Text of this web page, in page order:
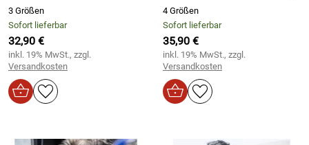
3 Größen
Sofort lieferbar
32,90 €
inkl. 19% MwSt., zzgl.
Versandkosten
4 Größen
Sofort lieferbar
35,90 €
inkl. 19% MwSt., zzgl.
Versandkosten